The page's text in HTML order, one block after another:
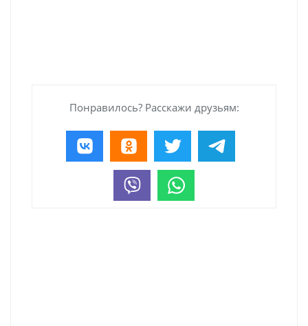
Понравилось? Расскажи друзьям: